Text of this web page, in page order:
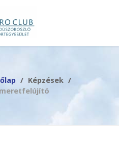
Képzések